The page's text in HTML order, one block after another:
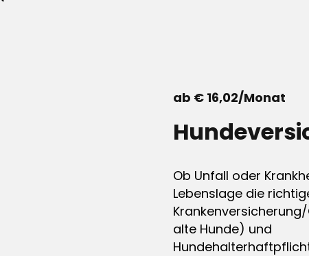
ab € 16,02/Monat
Ob Unfall oder
Lebenslage die
alte Hunde) und